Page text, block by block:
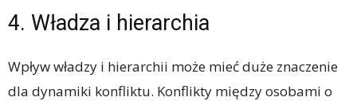
4. Władza i hierarchia
Wpływ władzy i hierarchii może mieć duże znaczenie
dla dynamiki konfliktu. Konflikty między osobami o